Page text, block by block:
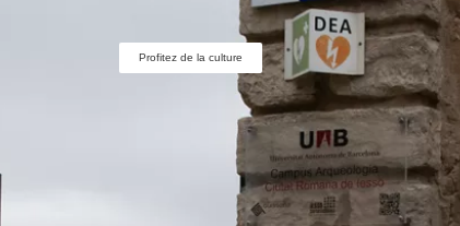
Profitez de la culture